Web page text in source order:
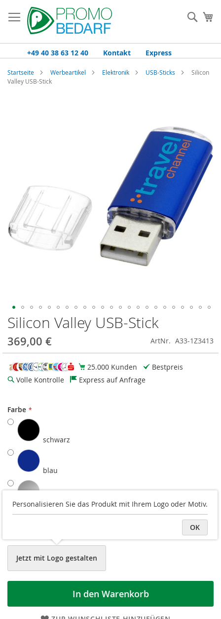
Inhalt
springen
+49 40 38 63 12 40 Kontakt Express
Startseite Werbeartikel Elektronik USB-Sticks
Silicon
Valley USB-Stick
Silicon Valley USB-Stick
369,00 € ArtNr. A33-1Z3413
25.000 Kunden
Bestpreis
Volle Kontrolle
Express auf Anfrage
Farbe
schwarz
blau
silber
Jetzt mit Logo gestalten
In den Warenkorb
Zum
Anfang
der
Bildgalerie
Personalisieren Sie das Produkt mit Ihrem Logo oder Motiv.
OK